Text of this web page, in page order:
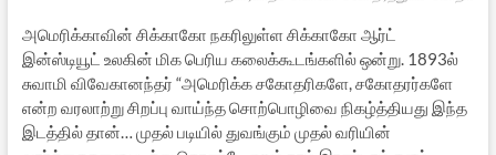
அமெரிக்காவின் சிக்காகோ நகரிலுள்ள சிக்காகோ ஆர்ட்
இன்ஸ்டியூட் உலகின் மிக பெரிய கலைக்கூடங்களில் ஒன்று. 1893ல்
சுவாமி விவேகானந்தர் “அமெரிக்க சகோதரிகளே, சகோதரர்களே
என்ற வரலாற்று சிறப்பு வாய்ந்த சொற்பொழிவை நிகழ்த்தியது இந்த
இடத்தில் தான்… முதல் படியில் துவங்கும் முதல் வரியின்